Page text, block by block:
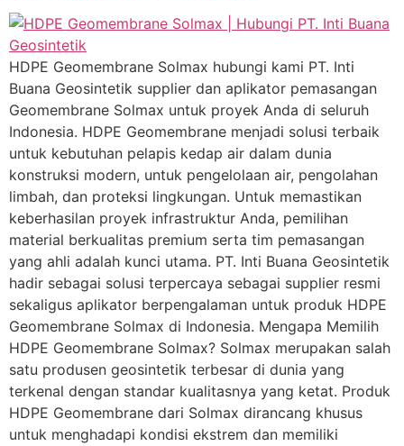
HDPE Geomembrane Solmax hubungi kami PT. Inti
Buana Geosintetik supplier dan aplikator pemasangan
Geomembrane Solmax untuk proyek Anda di seluruh
Indonesia. HDPE Geomembrane menjadi solusi terbaik
untuk kebutuhan pelapis kedap air dalam dunia
konstruksi modern, untuk pengelolaan air, pengolahan
limbah, dan proteksi lingkungan. Untuk memastikan
keberhasilan proyek infrastruktur Anda, pemilihan
material berkualitas premium serta tim pemasangan
yang ahli adalah kunci utama. PT. Inti Buana Geosintetik
hadir sebagai solusi terpercaya sebagai supplier resmi
sekaligus aplikator berpengalaman untuk produk HDPE
Geomembrane Solmax di Indonesia. Mengapa Memilih
HDPE Geomembrane Solmax? Solmax merupakan salah
satu produsen geosintetik terbesar di dunia yang
terkenal dengan standar kualitasnya yang ketat. Produk
HDPE Geomembrane dari Solmax dirancang khusus
untuk menghadapi kondisi ekstrem dan memiliki